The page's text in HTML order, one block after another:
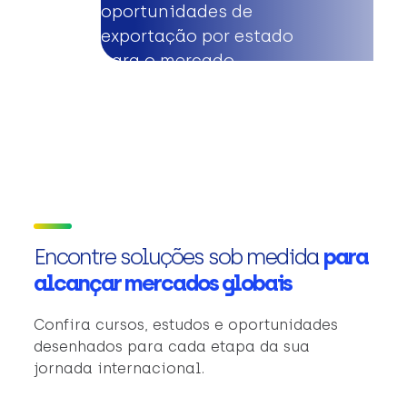
oportunidades de
exportação por estado
para o mercado
Encontre soluções sob medidapara
alcançar mercados globais
Confira cursos, estudos e oportunidades
desenhados para cada etapa da sua
jornada internacional.